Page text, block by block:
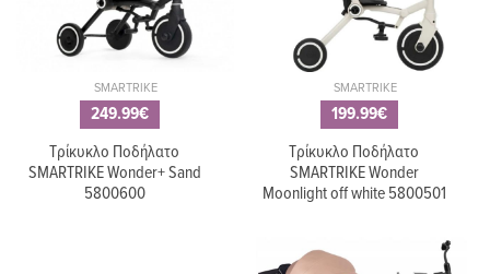
SMARTRIKE
249.99€
Τρίκυκλο Ποδήλατο
SMARTRIKE Wonder+ Sand
5800600
SMARTRIKE
199.99€
Τρίκυκλο Ποδήλατο
SMARTRIKE Wonder
Moonlight off white 5800501